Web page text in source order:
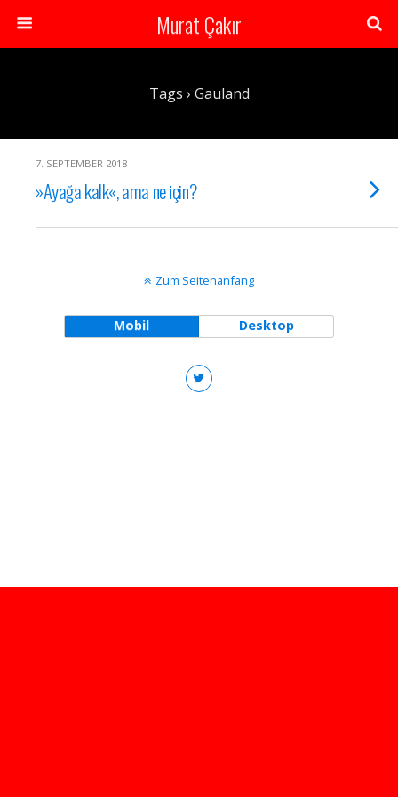
Murat Çakır
Tags › Gauland
7. SEPTEMBER 2018
»Ayağa kalk«, ama ne için?
Zum Seitenanfang
Mobil Desktop